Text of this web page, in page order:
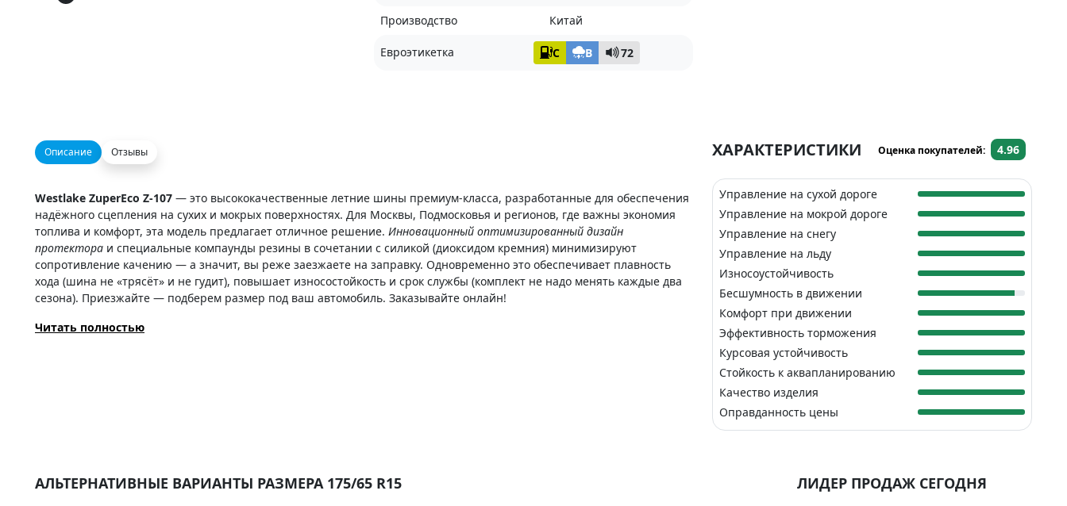
Производство
Китай
Евроэтикетка C B 72
Описание Отзывы
Westlake ZuperEco Z-107 — это высококачественные летние шины премиум-класса, разработанные для обеспечения
надёжного сцепления на сухих и мокрых поверхностях. Для Москвы, Подмосковья и регионов, где важны экономия
топлива и комфорт, эта модель предлагает отличное решение. Инновационный оптимизированный дизайн
протектора и специальные компаунды резины в сочетании с силикой (диоксидом кремния) минимизируют
сопротивление качению — а значит, вы реже заезжаете на заправку. Одновременно это обеспечивает плавность
хода (шина не «трясёт» и не гудит), повышает износостойкость и срок службы (комплект не надо менять каждые два
сезона). Приезжайте — подберем размер под ваш автомобиль. Заказывайте онлайн!
Читать полностью
ХАРАКТЕРИСТИКИ Оценка покупателей: 4.96
Управление на сухой дороге
Управление на мокрой дороге
Управление на снегу
Управление на льду
Износоустойчивость
Бесшумность в движении
Комфорт при движении
Эффективность торможения
Курсовая устойчивость
Стойкость к аквапланированию
Качество изделия
Оправданность цены
АЛЬТЕРНАТИВНЫЕ ВАРИАНТЫ РАЗМЕРА 175/65 R15 ЛИДЕР ПРОДАЖ СЕГОДНЯ